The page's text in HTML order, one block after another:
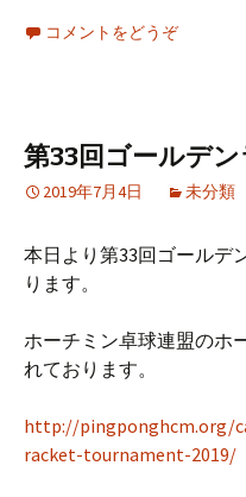
コメントをどうぞ
第33回ゴールデン
2019年7月4日 未分類
本日より第33回ゴールデ
ります。
ホーチミン卓球連盟のホ
れております。
http://pingponghcm.org/
racket-tournament-2019/